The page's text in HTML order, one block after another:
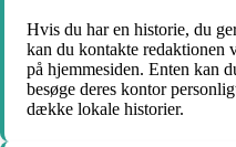
Hvis du har en historie, du
kan du kontakte redaktionen
på hjemmesiden. Enten kan
besøge deres kontor
dække lokale historier.